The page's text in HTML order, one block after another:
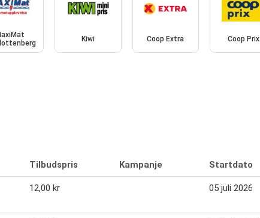
Kiwi Coop Extra Coop Prix
Tilbudspris Kampanje Startdato
12,00 kr 05 juli 2026